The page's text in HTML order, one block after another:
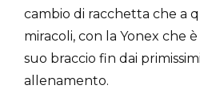
cambio di racchetta che a
miracoli, con la Yonex che
suo braccio fin dai
allenamento.